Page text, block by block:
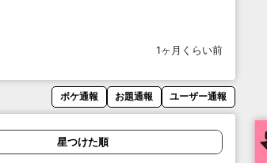
1ヶ月くらい前
ボケ通報 お題通報 ユーザー通報
星つけた順